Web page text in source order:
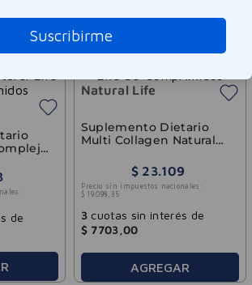
de
Natural Life
Suplemento Dietario
Multi Collagen Natural
$ 23.109
Precio sin impuestos nacionales:
$ 19.098 , 35
3 cuotas sin interés de
$ 7703 ,00
AGREGAR
Suscribirme